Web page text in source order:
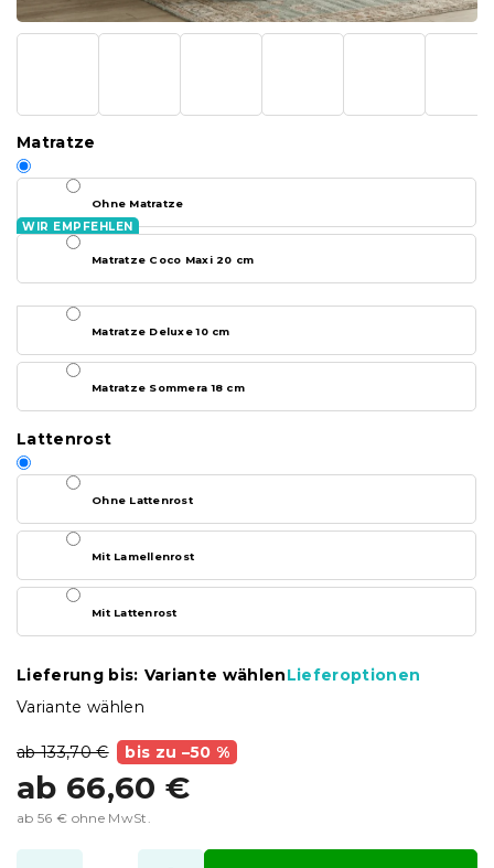
ab 133,70 € bis zu –50 %
ab 66,60 €
ab 56 € ohne MwSt.
Variante wählen
Matratze
Ohne Matratze
Matratze Coco Maxi 20 cm
Matratze Deluxe 10 cm
Matratze Sommera 18 cm
Lattenrost
Ohne Lattenrost
Mit Lamellenrost
Mit Lattenrost
Lieferung bis: Variante wählenLieferoptionen